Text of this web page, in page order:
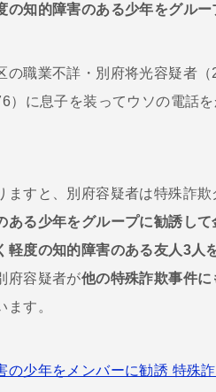
の知的障害のある少年をグル
職業不詳・別府将光容疑者
）に息子を装ってウソの電話
すと、別府容疑者は特殊詐
ある少年をグループに勧誘し
軽度の知的障害のある友人3人
府容疑者が他の特殊詐欺事件
ます。
の少年をメンバーに勧誘 特殊